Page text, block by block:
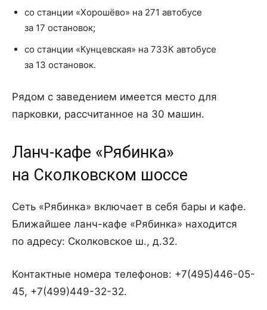
со станции «Хорошёво» на 271 автобусе
за 17 остановок;
со станции «Кунцевская» на 733К автобусе
за 13 остановок.
Рядом с заведением имеется место для
парковки, рассчитанное на 30 машин.
Ланч-кафе «Рябинка»
на Сколковском шоссе
Сеть «Рябинка» включает в себя бары и кафе.
Ближайшее ланч-кафе «Рябинка» находится
по адресу: Сколковское ш., д.32.
Контактные номера телефонов: +7(495)446-05-
45, +7(499)449-32-32.